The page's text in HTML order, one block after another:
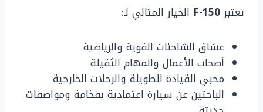
تعتبرF-150 الخيار المثالي لـ:
عشاق الشاحنات القوية والرياضية
أصحاب الأعمال والمهام الثقيلة
محبي القيادة الطويلة والرحلات الخارجية
الباحثين عن سيارة اعتمادية بفخامة ومواصفات